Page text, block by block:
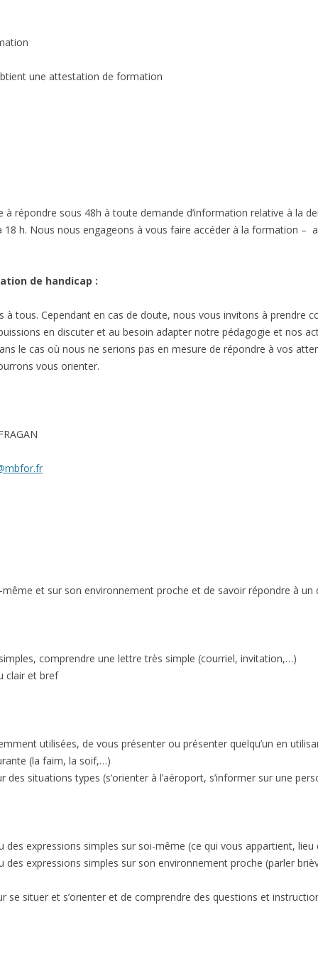
une attestation de formation
à répondre sous 48h à toute demande d’information relative à la
18 h. Nous nous engageons à vous faire accéder à la formation –
de handicap :
tous. Cependant en cas de doute, nous vous invitons à prendre
en discuter et au besoin adapter notre pédagogie et nos
le cas où nous ne serions pas en mesure de répondre à vos
vous orienter.
et sur son environnement proche et de savoir répondre à
comprendre une lettre très simple (courriel, invitation,…)
clair et bref
utilisées, de vous présenter ou présenter quelqu’un en
(la faim, la soif,…)
des situations types (s’orienter à l’aéroport, s’informer sur une
expressions simples sur soi-même (ce qui vous appartient,
expressions simples sur son environnement proche (parler
se situer et s’orienter et de comprendre des questions et